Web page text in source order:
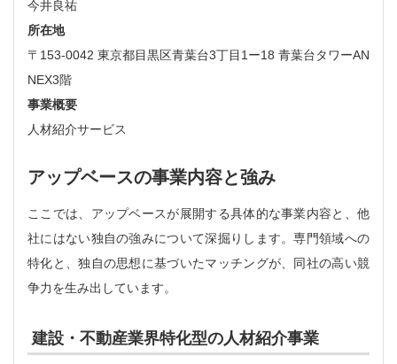
今井良祐
所在地
〒153-0042 東京都目黒区青葉台3丁目1ー18 青葉台タワーAN
NEX3階
事業概要
人材紹介サービス
アップベースの事業内容と強み
ここでは、アップベースが展開する具体的な事業内容と、他
社にはない独自の強みについて深掘りします。専門領域への
特化と、独自の思想に基づいたマッチングが、同社の高い競
争力を生み出しています。
建設・不動産業界特化型の人材紹介事業